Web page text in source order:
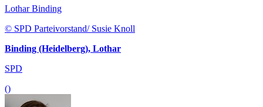
Lothar Binding
© SPD Parteivorstand/ Susie Knoll
Binding (Heidelberg), Lothar
SPD
()